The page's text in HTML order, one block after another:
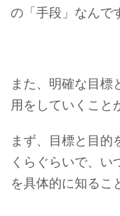
の「手段」なんで
また、明確な目標
用をしていくこと
まず、目標と目的
くらぐらいで、い
を具体的に知るこ